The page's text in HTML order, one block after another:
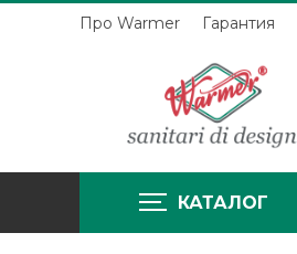
Про Warmer Гарантия
КАТАЛОГ